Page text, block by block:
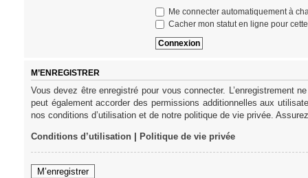
Me connecter automatiquement à
Cacher mon statut en ligne pour
M’ENREGISTRER
Vous devez être enregistré pour vous connecter. L’enregistrement
peut également accorder des permissions additionnelles aux
nos conditions d’utilisation et de notre politique de vie privée.
Conditions d’utilisation| Politique de vie privée
M’enregistrer